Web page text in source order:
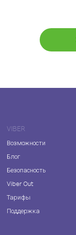
VIBER
Возможности
Блог
Безопасность
Viber Out
Тарифы
Поддержка